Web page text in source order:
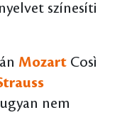
színesíti
Mozart Così
nem